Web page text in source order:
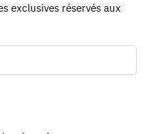
exclusives réservés aux